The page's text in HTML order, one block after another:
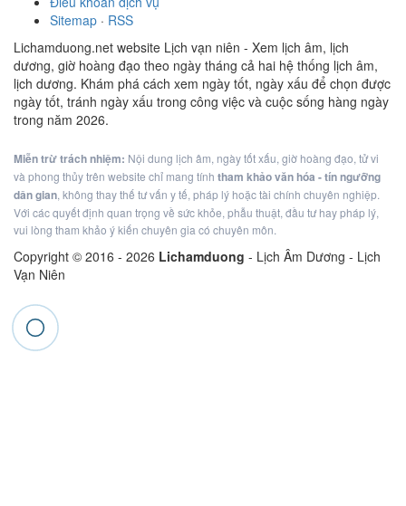
Sitemap · RSS
Lichamduong.net website Lịch vạn niên - Xem lịch âm, lịch
dương, giờ hoàng đạo theo ngày tháng cả hai hệ thống lịch âm,
lịch dương. Khám phá cách xem ngày tốt, ngày xấu để chọn được
ngày tốt, tránh ngày xấu trong công việc và cuộc sống hàng ngày
trong năm 2026.
Miễn trừ trách nhiệm: Nội dung lịch âm, ngày tốt xấu, giờ hoàng đạo, tử vi
và phong thủy trên website chỉ mang tính tham khảo văn hóa - tín ngưỡng
dân gian, không thay thế tư vấn y tế, pháp lý hoặc tài chính chuyên nghiệp.
Với các quyết định quan trọng về sức khỏe, phẫu thuật, đầu tư hay pháp lý,
vui lòng tham khảo ý kiến chuyên gia có chuyên môn.
Copyright © 2016 - 2026 Lichamduong - Lịch Âm Dương - Lịch
Vạn Niên